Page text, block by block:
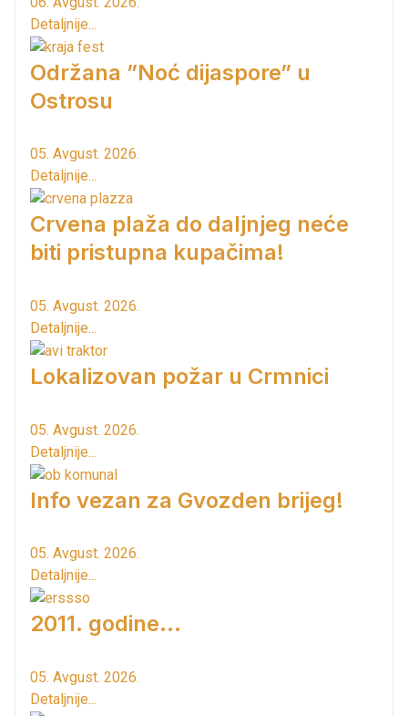
Detaljnije...
Održana ”Noć dijaspore” u
Ostrosu
05. Avgust. 2026.
Detaljnije...
Crvena plaža do daljnjeg neće
biti pristupna kupačima!
05. Avgust. 2026.
Detaljnije...
Lokalizovan požar u Crmnici
05. Avgust. 2026.
Detaljnije...
Info vezan za Gvozden brijeg!
05. Avgust. 2026.
Detaljnije...
2011. godine...
05. Avgust. 2026.
Detaljnije...